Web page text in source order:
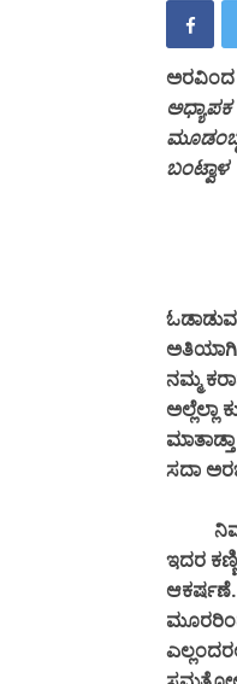
ಅರವಿಂದ
ಅಧ್ಯಾಪಕ
ಬಂಟ್ವಾಳ
ಈ
ಓಡಾಡುವ
ಅತಿಯಾಗಿ
ನಮ್ಮ
ಅಲ್ಲೆಲ್ಲಾ
ಸದಾ
ನಿಮ್ಮ
ಇದರ
ಆಕರ್ಷಣೆ.